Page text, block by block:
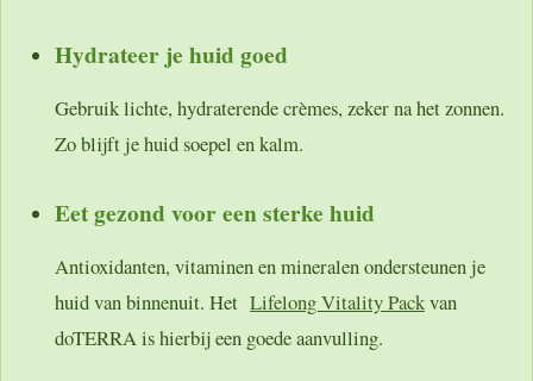
Hydrateer je huid goed
Gebruik lichte, hydraterende crèmes, zeker na het zonnen.
Zo blijft je huid soepel en kalm.
Eet gezond voor een sterke huid
Antioxidanten, vitaminen en mineralen ondersteunen je
huid van binnenuit. Het Lifelong Vitality Packvan
doTERRA is hierbij een goede aanvulling.